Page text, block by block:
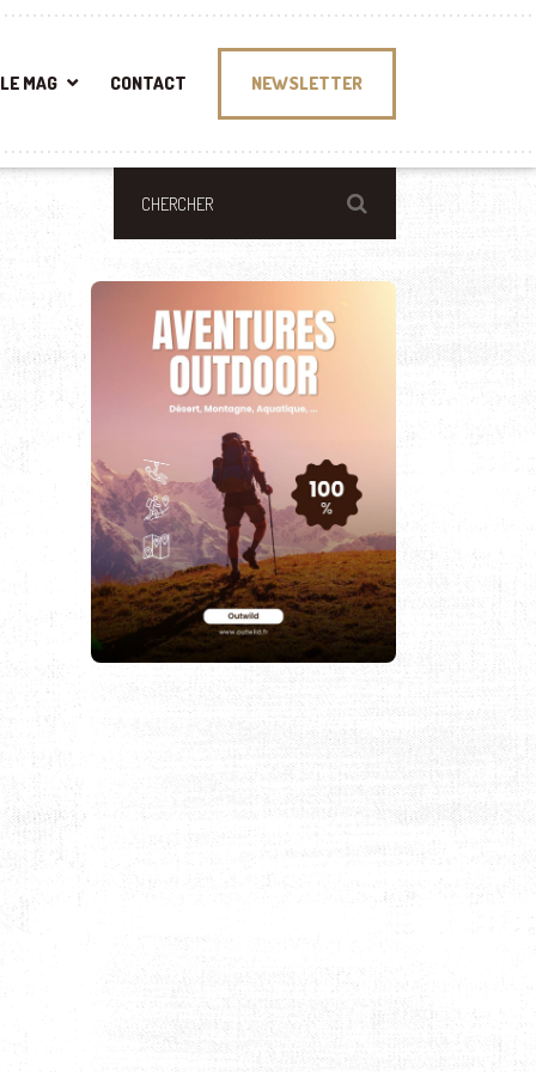
LE MAG CONTACT NEWSLETTER